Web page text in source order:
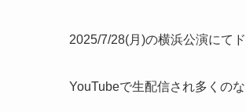
2025/7/28(月)の横浜公演にて
YouTubeで生配信され多くの